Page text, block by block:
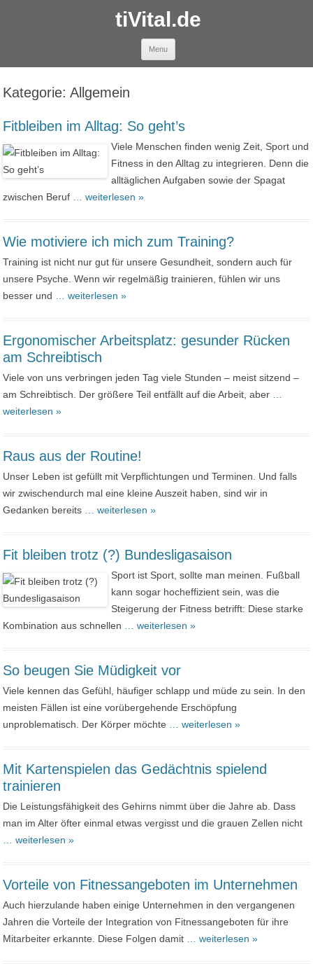
tiVital.de
Menu
Kategorie:Allgemein
Fitbleiben im Alltag: So geht’s
Viele Menschen finden wenig Zeit, Sport und
Fitness in den Alltag zu integrieren. Denn die
alltäglichen Aufgaben sowie der Spagat
zwischen Beruf
… weiterlesen »
Wie motiviere ich mich zum Training?
Training ist nicht nur gut für unsere Gesundheit, sondern auch für
unsere Psyche. Wenn wir regelmäßig trainieren, fühlen wir uns
besser und
… weiterlesen »
Ergonomischer Arbeitsplatz: gesunder Rücken
am Schreibtisch
Viele von uns verbringen jeden Tag viele Stunden – meist sitzend –
am Schreibtisch. Der größere Teil entfällt auf die Arbeit, aber
weiterlesen »
Raus aus der Routine!
Unser Leben ist gefüllt mit Verpflichtungen und Terminen. Und falls
wir zwischendurch mal eine kleine Auszeit haben, sind wir in
Gedanken bereits
… weiterlesen »
Fit bleiben trotz (?) Bundesligasaison
Sport ist Sport, sollte man meinen. Fußball
kann sogar hocheffizient sein, was die
Steigerung der Fitness betrifft: Diese starke
Kombination aus schnellen
… weiterlesen »
So beugen Sie Müdigkeit vor
Viele kennen das Gefühl, häufiger schlapp und müde zu sein. In den
meisten Fällen ist eine vorübergehende Erschöpfung
unproblematisch. Der Körper möchte
… weiterlesen »
Mit Kartenspielen das Gedächtnis spielend
trainieren
Die Leistungsfähigkeit des Gehirns nimmt über die Jahre ab. Dass
man im Alter öfter einmal etwas vergisst und die grauen Zellen nicht
… weiterlesen »
Vorteile von Fitnessangeboten im Unternehmen
Auch hierzulande haben einige Unternehmen in den vergangenen
Jahren die Vorteile der Integration von Fitnessangeboten für ihre
Mitarbeiter erkannte. Diese Folgen damit
… weiterlesen »